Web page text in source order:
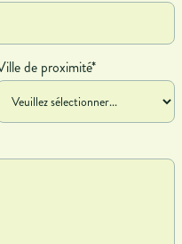
de proximité*